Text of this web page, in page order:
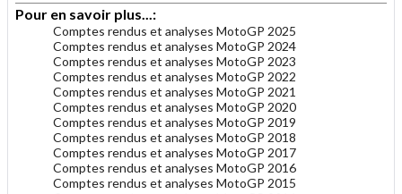
Pour en savoir plus...:
Comptes rendus et analyses MotoGP 2025
Comptes rendus et analyses MotoGP 2024
Comptes rendus et analyses MotoGP 2023
Comptes rendus et analyses MotoGP 2022
Comptes rendus et analyses MotoGP 2021
Comptes rendus et analyses MotoGP 2020
Comptes rendus et analyses MotoGP 2019
Comptes rendus et analyses MotoGP 2018
Comptes rendus et analyses MotoGP 2017
Comptes rendus et analyses MotoGP 2016
Comptes rendus et analyses MotoGP 2015